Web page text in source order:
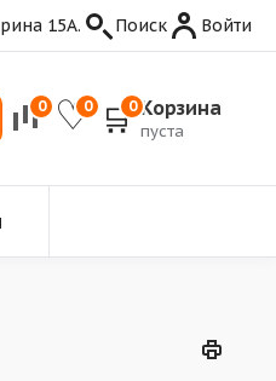
15А. Поиск Войти
0 0 0 Корзина
пуста